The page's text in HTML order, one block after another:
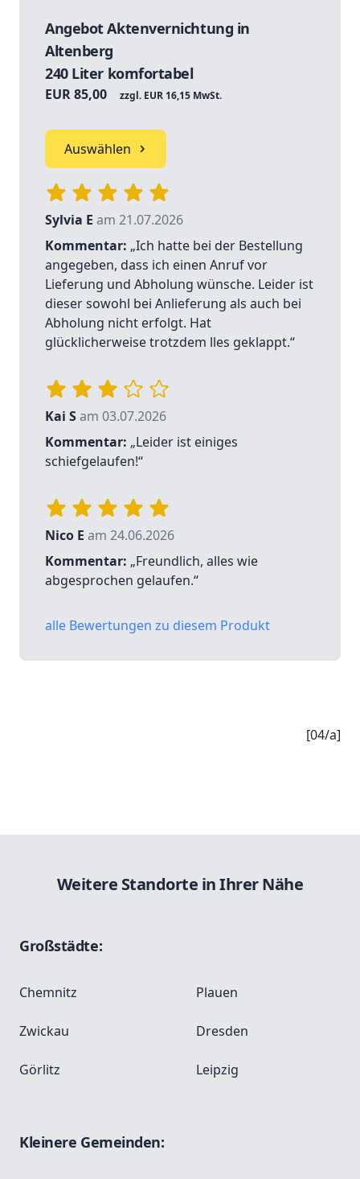
Angebot Aktenvernichtung in
Altenberg
240 Liter komfortabel
EUR 85,00 zzgl. EUR 16,15 MwSt.
Auswählen
Sylvia E am 21.07.2026
Kommentar: „Ich hatte bei der Bestellung
angegeben, dass ich einen Anruf vor
Lieferung und Abholung wünsche. Leider ist
dieser sowohl bei Anlieferung als auch bei
Abholung nicht erfolgt. Hat
glücklicherweise trotzdem lles geklappt.“
Kai Sam 03.07.2026
Kommentar: „Leider ist einiges
schiefgelaufen!“
Nico E am 24.06.2026
Kommentar: „Freundlich, alles wie
abgesprochen gelaufen.“
alle Bewertungen zu diesem Produkt
[04/a]
Weitere Standorte in Ihrer Nähe
Großstädte:
Chemnitz Plauen
Zwickau Dresden
Görlitz Leipzig
Kleinere Gemeinden: